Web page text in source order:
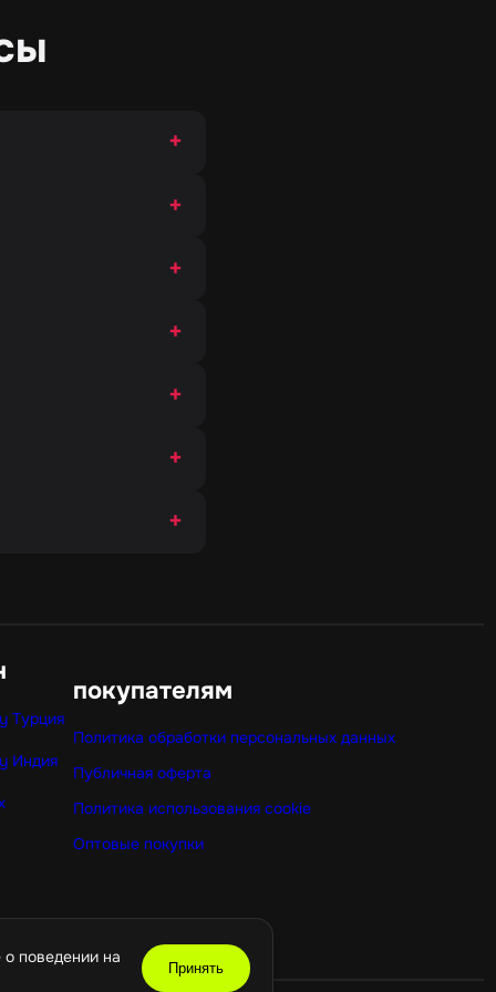
поведении на
Принять
+
+
+
+
+
+
+
Турция
Индия
покупателям
Политика обработки персональных данных
Публичная оферта
Политика использования cookie
Оптовые покупки